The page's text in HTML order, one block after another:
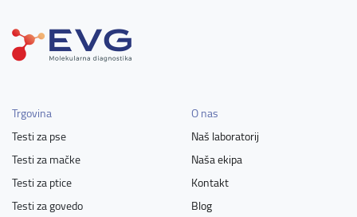
Trgovina
Testi za pse
Testi za mačke
Testi za ptice
Testi za govedo
O nas
Naš laboratorij
Naša ekipa
Kontakt
Blog